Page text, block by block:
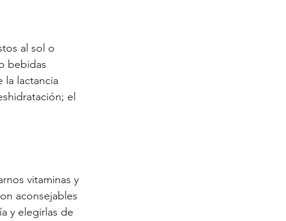
al sol o
bebidas
la lactancia
el
vitaminas y
aconsejables
y elegirlas de